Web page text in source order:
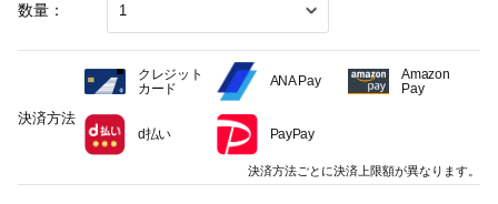
数量：
決済方法
クレジット
カード
ANA Pay
Amazon
Pay
d払い PayPay
決済方法ごとに決済上限額が異なります。